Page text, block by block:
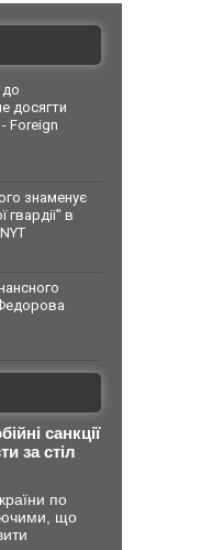
до
досягти
- Foreign
знаменує
гвардії" в
санкції
за стіл
по
що